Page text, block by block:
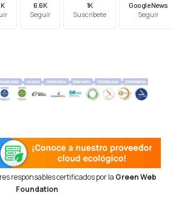
6.6K
Seguir
1K
Suscríbete
Google News
Seguir
responsables certificados por la Green Web
Foundation